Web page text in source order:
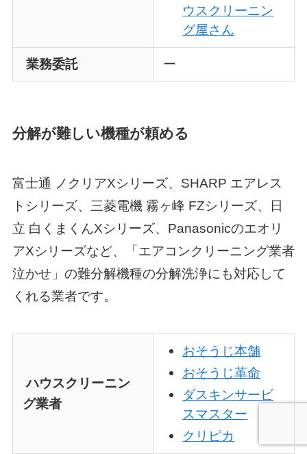
ウスクリーニン
グ屋さん
業務委託 ー
分解が難しい機種が頼める
富士通 ノクリアXシリーズ、SHARP エアレス
トシリーズ、三菱電機 霧ヶ峰 FZシリーズ、日
立 白くまくんXシリーズ、Panasonicのエオリ
アXシリーズなど、「エアコンクリーニング業者
泣かせ」の難分解機種の分解洗浄にも対応して
くれる業者です。
ハウスクリーニン
グ業者
おそうじ本舗
おそうじ革命
ダスキンサービ
スマスター
クリピカ